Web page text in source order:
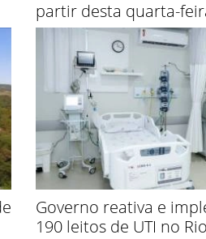
partir desta quarta-
Governo reativa e
190 leitos de UTI no